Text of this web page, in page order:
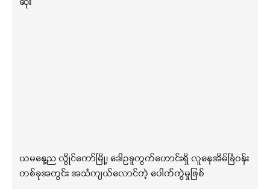
ယမနေ့ည လွိုင်ကော်မြို့၊ ဒေါဥခူကွက်ဟောင်းရှိ လူနေအိမ်ခြံဝန်း
တစ်ခုအတွင်း အသံကျယ်လောင်တဲ့ ပေါက်ကွဲမှုဖြစ်